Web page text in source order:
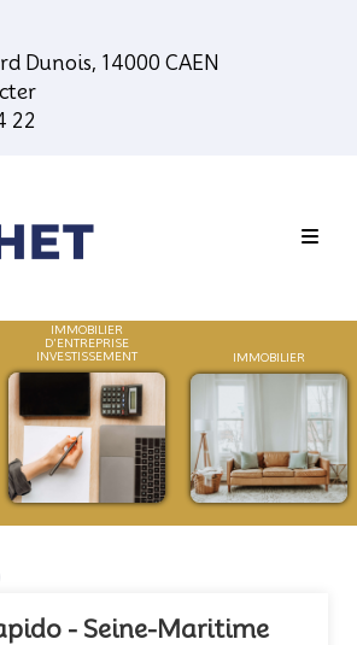
Dunois, 14000 CAEN
22
IMMOBILIER
D'ENTREPRISE
INVESTISSEMENT
- Seine-Maritime